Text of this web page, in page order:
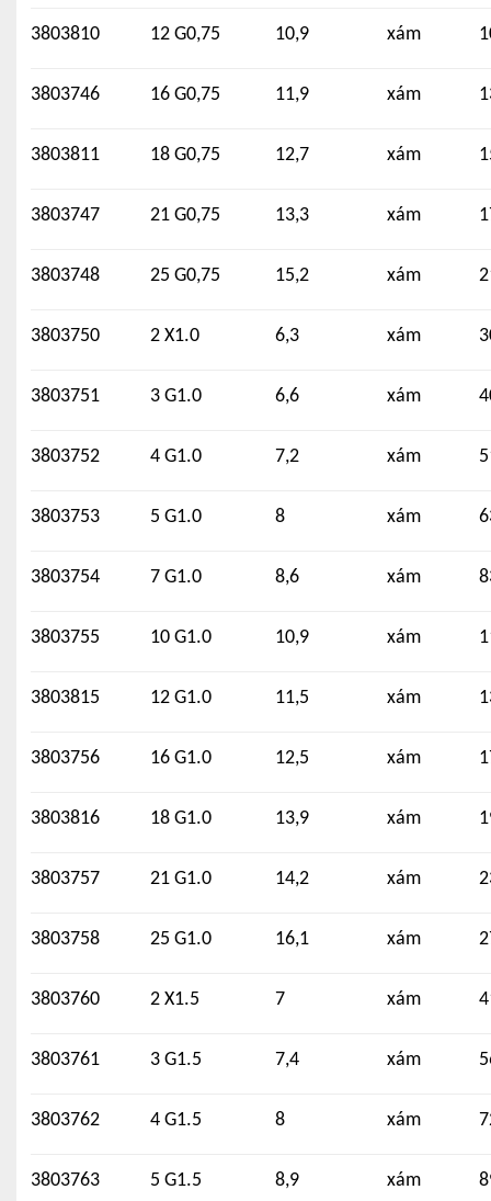
3803810 12 G0,75 10,9 xám
3803746 16 G0,75 11,9 xám
3803811 18 G0,75 12,7 xám
3803747 21 G0,75 13,3 xám
3803748 25 G0,75 15,2 xám
3803750 2 X1.0 6,3 xám
3803751 3 G1.0 6,6 xám
3803752 4 G1.0 7,2 xám
3803753 5 G1.0 8 xám
3803754 7 G1.0 8,6 xám
3803755 10 G1.0 10,9 xám
3803815 12 G1.0 11,5 xám
3803756 16 G1.0 12,5 xám
3803816 18 G1.0 13,9 xám
3803757 21 G1.0 14,2 xám
3803758 25 G1.0 16,1 xám
3803760 2 X1.5 7 xám
3803761 3 G1.5 7,4 xám
3803762 4 G1.5 8 xám
3803763 5 G1.5 8,9 xám